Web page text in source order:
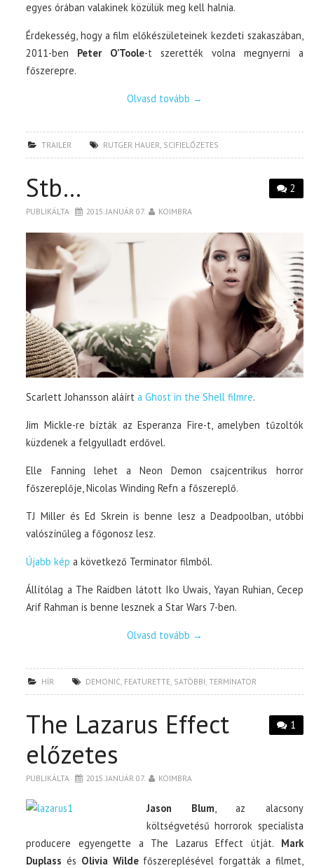
egyes órában valakinek közülük meg kell halnia.
Érdekesség, hogy a film előkészületeinek kezdeti szakaszában,
2011-ben Peter O’Toole-t szerették volna megnyerni a
főszerepre.
Olvasd tovább →
TRAILER RUTGER HAUER SCIFIELŐZETES
2
Stb…
PUBLIKÁLTA 2015. JANUÁR 07. KOIMBRA
Scarlett Johansson aláírta Ghost in the Shell filmre.
Jim Mickle-re bízták az Esperanza Fire-t, amelyben tűzoltók
küzdenek a felgyulladt erdővel.
Elle Fanning lehet a Neon Demon csajcentrikus horror
főszereplője, Nicolas Winding Refn a főszereplő.
TJ Miller és Ed Skrein is benne lesz a Deadpoolban, utóbbi
valószínűleg a főgonosz lesz.
Újabb képa következő Terminator filmből.
Állítólag a The Raidben látott Iko Uwais, Yayan Ruhian, Cecep
Arif Rahman is benne lesznek a Star Wars 7-ben.
Olvasd tovább →
HÍR DEMONIC FEATURETTE SATÖBBI ,TERMINATOR
1
The Lazarus Effect
előzetes
PUBLIKÁLTA 2015. JANUÁR 07. KOIMBRA
Jason Blum , az alacsony
költségvetésű horrorok specialista
producere egyengette a The Lazarus Effect útját. Mark
Duplass és Olivia Wildefőszereplésével forgatták a filmet,